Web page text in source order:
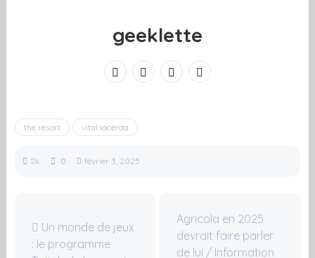
geeklette
the resort vital lacerda
2k 0 février 3, 2025
Un monde de jeux
: le programme
Agricola en 2025
devrait faire parler
de lui / Information